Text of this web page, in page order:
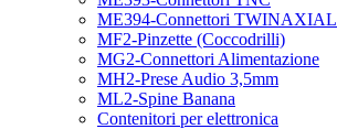
ME394-Connettori TWINAXIAL
MF2-Pinzette (Coccodrilli)
MG2-Connettori Alimentazione
MH2-Prese Audio 3,5mm
ML2-Spine Banana
Contenitori per elettronica